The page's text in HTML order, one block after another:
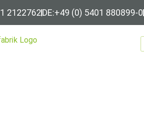
2122762DE:+49 (0) 5401 880899-0